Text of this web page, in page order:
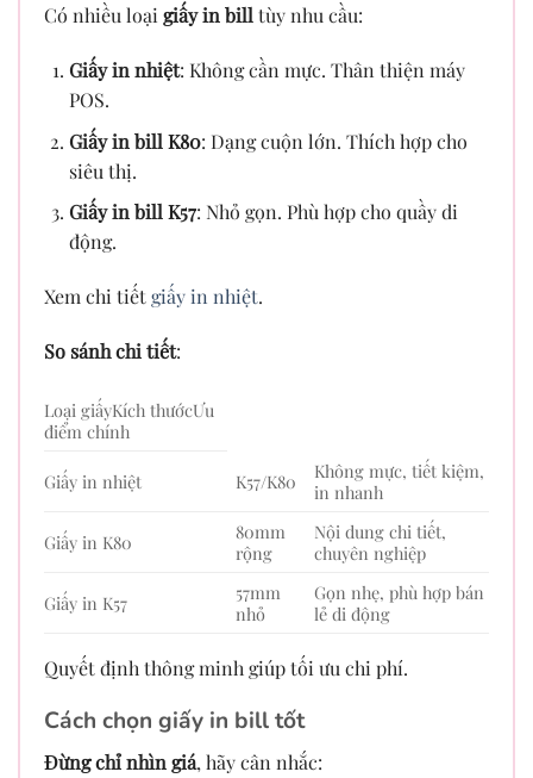
Có nhiều loại giấy in bill tùy nhu cầu:
Giấy in nhiệt: Không cần mực. Thân thiện máy
POS.
Giấy in bill K80: Dạng cuộn lớn. Thích hợp cho
siêu thị.
Giấy in bill K57: Nhỏ gọn. Phù hợp cho quầy di
động.
Xem chi tiếtgiấy in nhiệt.
So sánh chi tiết:
Loại giấyKích thướcƯu
điểm chính
Giấy in nhiệt K57/K80
Không mực, tiết kiệm,
in nhanh
Giấy in K80
80mm
rộng
Nội dung chi tiết,
chuyên nghiệp
Giấy in K57
57mm
nhỏ
Gọn nhẹ, phù hợp bán
lẻ di động
Quyết định thông minh giúp tối ưu chi phí.
Cách chọn giấy in bill tốt
Đừng chỉ nhìn giá, hãy cân nhắc: